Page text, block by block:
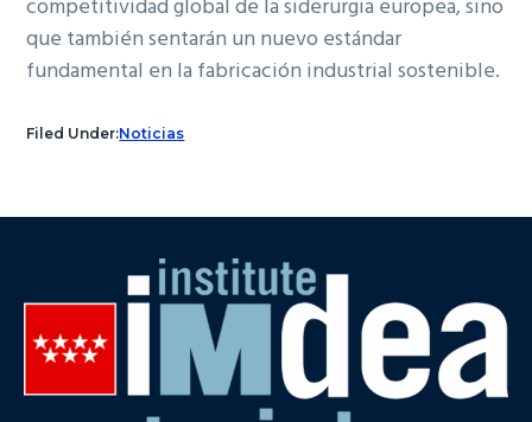
competitividad global de la siderurgia europea, sino
que también sentarán un nuevo estándar
fundamental en la fabricación industrial sostenible.
Filed Under:Noticias